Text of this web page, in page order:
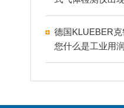
原因以及解决方
德国KLUEBER
您什么是工业用
及好处